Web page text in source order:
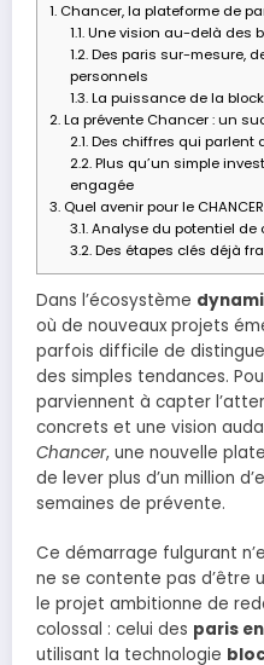
1. Chancer, la plateforme de
1.1.Une vision au-delà des
1.2.Des paris sur-mesure,
personnels
1.3.La puissance de la
2.La prévente Chancer : un
2.1.Des chiffres qui parlent
2.2.Plus qu’un simple
engagée
3. Quel avenir pour le
3.1.Analyse du potentiel de
3.2.Des étapes clés déjà
Dans l’écosystème
où de nouveaux projets
parfois difficile de
des simples tendances.
parviennent à capter
concrets et une vision
Chancer, une nouvelle
de lever plus d’un million
semaines de prévente.
Ce démarrage fulgurant
ne se contente pas d’être
le projet ambitionne de
colossal : celui des paris
utilisant la technologie